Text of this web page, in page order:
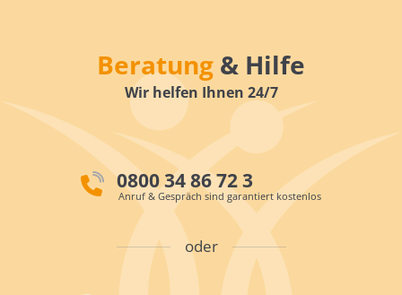
Beratung & Hilfe
Wir helfen Ihnen 24/7
0800 34 86 72 3
Anruf & Gespräch sind garantiert kostenlos
oder